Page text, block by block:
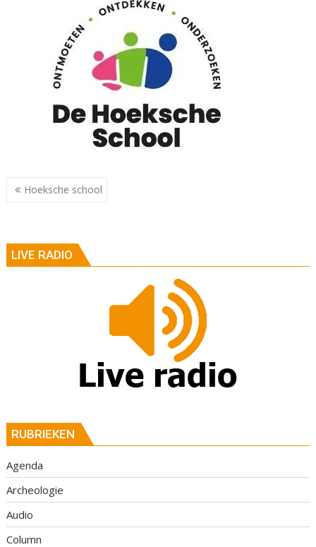
Berichtnavigatie
Hoeksche school
LIVE RADIO
RUBRIEKEN
Agenda
Archeologie
Audio
Column